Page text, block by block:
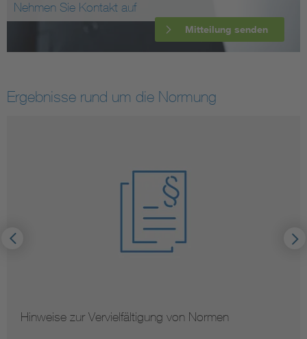
Nehmen Sie Kontakt auf
Mitteilung senden
Ergebnisse rund um die Normung
Hinweise zur Vervielfältigung von Normen